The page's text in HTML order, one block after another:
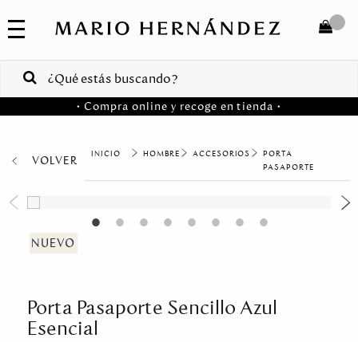
COLECCIONES
VENTAS
CORPORATIVAS
Venezuela
COMPRAR
• Compra online y recoge en tienda •
VOLVER HOMBRE ACCESORIOS
PORTA
PASAPORTE
Porta Pasaporte Sencillo Azul
Esencial